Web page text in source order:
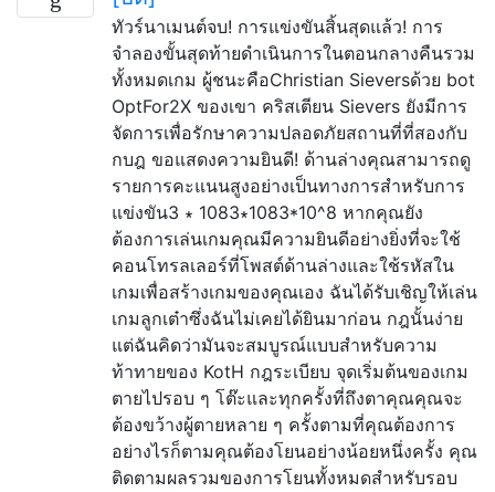
ทัวร์นาเมนต์จบ! การแข่งขันสิ้นสุดแล้ว! การ
จำลองขั้นสุดท้ายดำเนินการในตอนกลางคืนรวม
ทั้งหมดเกม ผู้ชนะคือChristian Sieversด้วย bot
OptFor2X ของเขา คริสเตียน Sievers ยังมีการ
จัดการเพื่อรักษาความปลอดภัยสถานที่ที่สองกับ
กบฎ ขอแสดงความยินดี! ด้านล่างคุณสามารถดู
รายการคะแนนสูงอย่างเป็นทางการสำหรับการ
แข่งขัน3 ∗ 1083∗1083*10^8 หากคุณยัง
ต้องการเล่นเกมคุณมีความยินดีอย่างยิ่งที่จะใช้
คอนโทรลเลอร์ที่โพสต์ด้านล่างและใช้รหัสใน
เกมเพื่อสร้างเกมของคุณเอง ฉันได้รับเชิญให้เล่น
เกมลูกเต๋าซึ่งฉันไม่เคยได้ยินมาก่อน กฎนั้นง่าย
แต่ฉันคิดว่ามันจะสมบูรณ์แบบสำหรับความ
ท้าทายของ KotH กฎระเบียบ จุดเริ่มต้นของเกม
ตายไปรอบ ๆ โต๊ะและทุกครั้งที่ถึงตาคุณคุณจะ
ต้องขว้างผู้ตายหลาย ๆ ครั้งตามที่คุณต้องการ
อย่างไรก็ตามคุณต้องโยนอย่างน้อยหนึ่งครั้ง คุณ
ติดตามผลรวมของการโยนทั้งหมดสำหรับรอบ